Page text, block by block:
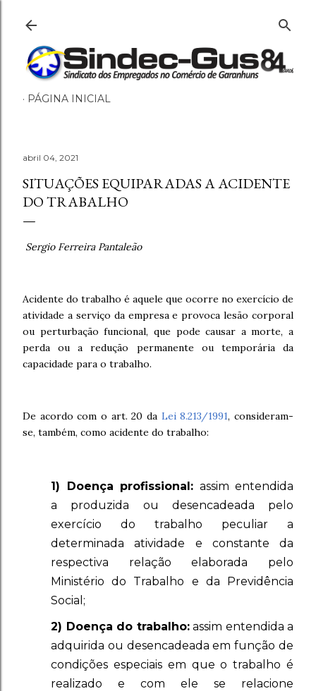
PÁGINA INICIAL
abril 04, 2021
SITUAÇÕES EQUIPARADAS A ACIDENTE
DO TRABALHO
Sergio Ferreira Pantaleão
Acidente do trabalho é aquele que ocorre no exercício de
atividade a serviço da empresa e provoca lesão corporal
ou perturbação funcional, que pode causar a morte, a
perda ou a redução permanente ou temporária da
capacidade para o trabalho.
De acordo com o art. 20 da Lei 8.213/1991, consideram-
se, também, como acidente do trabalho:
1) Doença profissional: assim entendida
a produzida ou desencadeada pelo
exercício do trabalho peculiar a
determinada atividade e constante da
respectiva relação elaborada pelo
Ministério do Trabalho e da Previdência
Social;
2) Doença do trabalho:assim entendida a
adquirida ou desencadeada em função de
condições especiais em que o trabalho é
realizado e com ele se relacione